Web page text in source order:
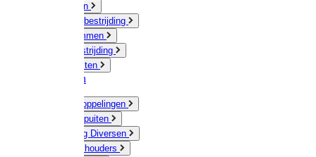
Drukspuiten
Ongediertebestrijding
Mollenklemmen
Onkruidbestrijding
Vliegenkasten
Meststoffen
Messing koppelingen
Gieters / Spuiten
Besproeiing Diversen
Slangen & houders